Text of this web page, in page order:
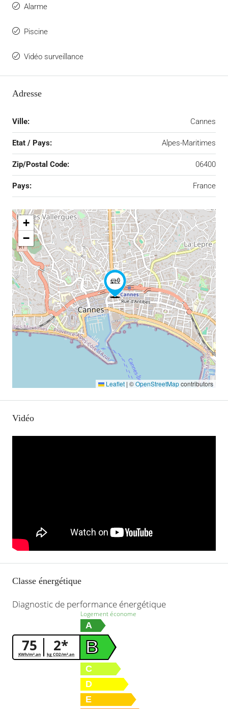
Alarme
Piscine
Vidéo surveillance
Adresse
Ville: Cannes
Etat / Pays: Alpes-Maritimes
Zip/Postal Code: 06400
Pays: France
+
−
Leaflet | ©OpenStreetMapcontributors
Vidéo
Classe énergétique
Diagnostic de performance énergétique
75
KWh/m².an 2*
kg CO2/m².an
Logement économe
A
B
C
D
E